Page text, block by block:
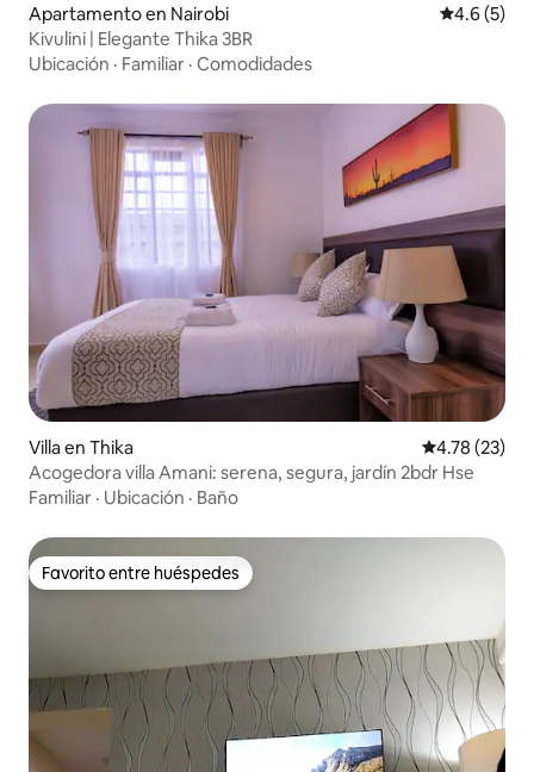
Apartamento en Nairobi
4.6 (5)
Kivulini | Elegante Thika 3BR
Ubicación · Familiar · Comodidades
Villa en Thika Calificación
4.78 (23)
Acogedora villa Amani: serena, segura, jardín 2bdr Hse
Familiar · Ubicación · Baño
Favorito entre huéspedes
Favorito entre huéspedes